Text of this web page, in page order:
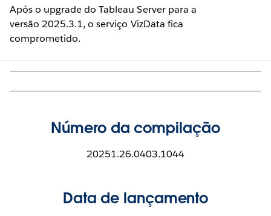
Após o upgrade do Tableau Server para a
versão 2025.3.1, o serviço VizData fica
comprometido.
Número da compilação
20251.26.0403.1044
Data de lançamento